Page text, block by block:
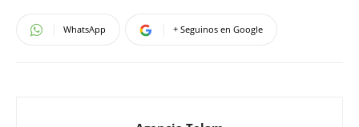
WhatsApp + Seguinos en Google